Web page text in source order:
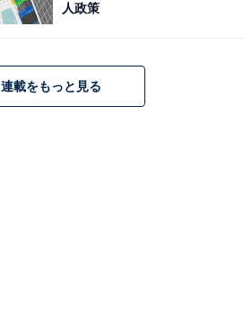
人政策
連載をもっと見る